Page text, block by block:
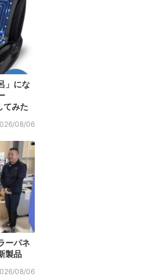
」にな
てみた
08/06
ーパネ
製品
08/06